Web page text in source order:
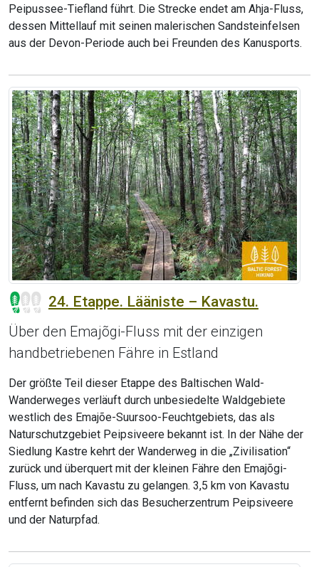
Peipussee-Tiefland führt. Die Strecke endet am Ahja-Fluss,
dessen Mittellauf mit seinen malerischen Sandsteinfelsen
aus der Devon-Periode auch bei Freunden des Kanusports.
24. Etappe. Lääniste – Kavastu.
Über den Emajõgi-Fluss mit der einzigen
handbetriebenen Fähre in Estland
Der größte Teil dieser Etappe des Baltischen Wald-
Wanderweges verläuft durch unbesiedelte Waldgebiete
westlich des Emajõe-Suursoo-Feuchtgebiets, das als
Naturschutzgebiet Peipsiveere bekannt ist. In der Nähe der
Siedlung Kastre kehrt der Wanderweg in die „Zivilisation“
zurück und überquert mit der kleinen Fähre den Emajõgi-
Fluss, um nach Kavastu zu gelangen. 3,5 km von Kavastu
entfernt befinden sich das Besucherzentrum Peipsiveere
und der Naturpfad.